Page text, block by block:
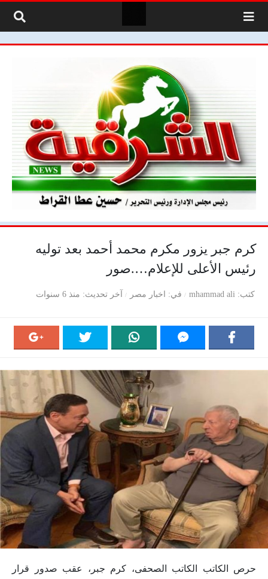
كرم جبر يزور مكرم محمد أحمد بعد توليه
رئيس الأعلى للإعلام….صور
كتب mhammad ali في اخبار مصر آخر تحديث منذ 6 سنوات
حرص الكاتب الكاتب الصحفى، كرم جبر، عقب صدور قرار